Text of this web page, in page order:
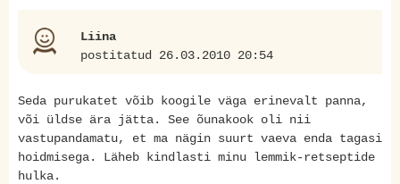
Liina
postitatud 26.03.2010 20:54
Seda purukatet võib koogile väga erinevalt panna,
või üldse ära jätta. See õunakook oli nii
vastupandamatu, et ma nägin suurt vaeva enda tagasi
hoidmisega. Läheb kindlasti minu lemmik-retseptide
hulka.